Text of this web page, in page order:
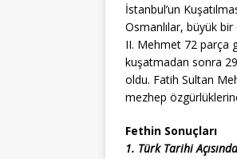
İstanbul’un
Osmanlılar, büyük
II. Mehmet 72 parça
kuşatmadan sonra 29
oldu. Fatih Sultan
mezhep
Fethin Sonuçları
1. Türk Tarihi